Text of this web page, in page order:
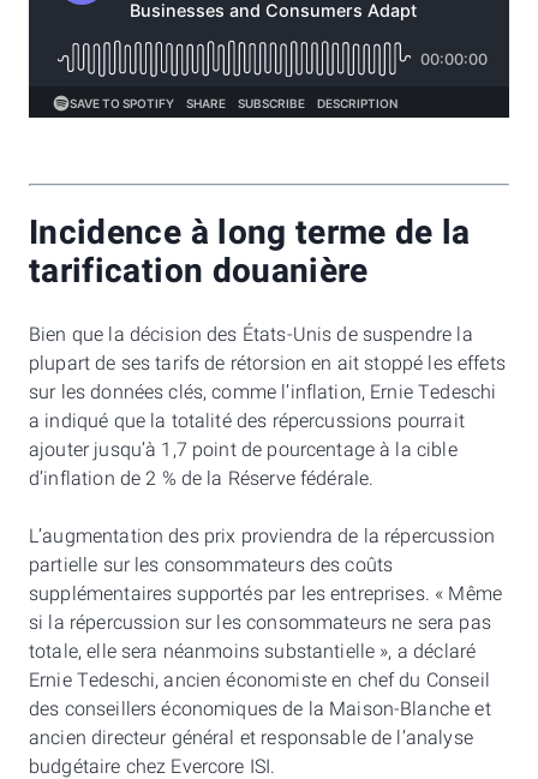
Incidence à long terme de la
tarification douanière
Bien que la décision des États-Unis de suspendre la
plupart de ses tarifs de rétorsion en ait stoppé les effets
sur les données clés, comme l’inflation, Ernie Tedeschi
a indiqué que la totalité des répercussions pourrait
ajouter jusqu’à 1,7 point de pourcentage à la cible
d’inflation de 2 % de la Réserve fédérale.
L’augmentation des prix proviendra de la répercussion
partielle sur les consommateurs des coûts
supplémentaires supportés par les entreprises. « Même
si la répercussion sur les consommateurs ne sera pas
totale, elle sera néanmoins substantielle », a déclaré
Ernie Tedeschi, ancien économiste en chef du Conseil
des conseillers économiques de la Maison-Blanche et
ancien directeur général et responsable de l’analyse
budgétaire chez Evercore ISI.